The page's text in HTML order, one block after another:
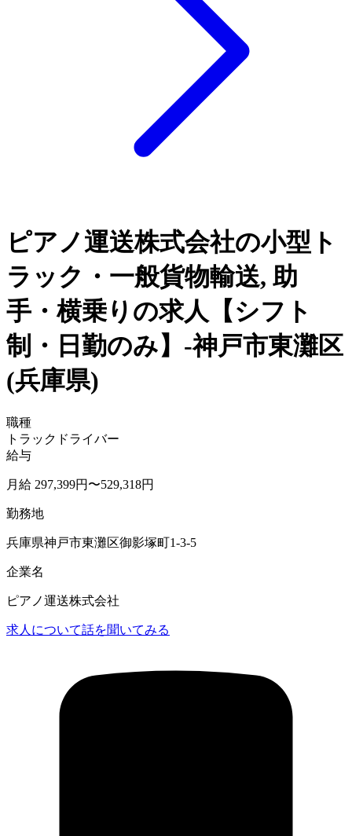
ピアノ運送株式会社の小型ト
ラック・一般貨物輸送, 助
手・横乗りの求人【シフト
制・日勤のみ】-神戸市東灘区
(兵庫県)
職種
トラックドライバー
給与
月給 297,399円〜529,318円
勤務地
兵庫県神戸市東灘区御影塚町1-3-5
企業名
ピアノ運送株式会社
求人について話を聞いてみる